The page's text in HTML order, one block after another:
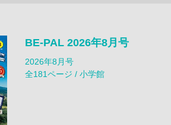
BE-PAL 2026年8月号
2026年8月号
全181ページ / 小学館